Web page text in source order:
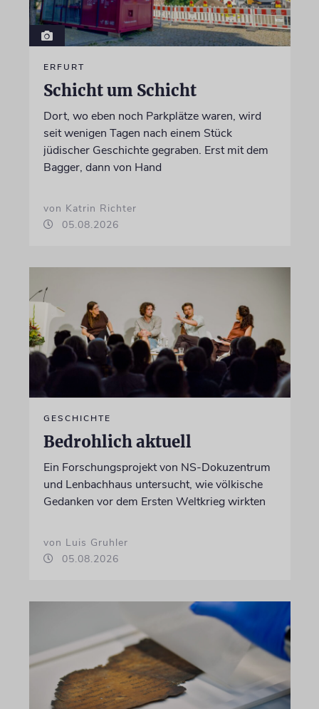
ERFURT
Schicht um Schicht
Dort, wo eben noch Parkplätze waren, wird
seit wenigen Tagen nach einem Stück
jüdischer Geschichte gegraben. Erst mit dem
Bagger, dann von Hand
von Katrin Richter
05.08.2026
GESCHICHTE
Bedrohlich aktuell
Ein Forschungsprojekt von NS-Dokuzentrum
und Lenbachhaus untersucht, wie völkische
Gedanken vor dem Ersten Weltkrieg wirkten
von Luis Gruhler
05.08.2026